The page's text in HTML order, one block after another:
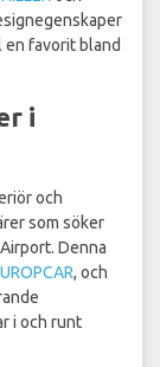
favorit bland
i
och
som söker
Denna
, och
i och runt